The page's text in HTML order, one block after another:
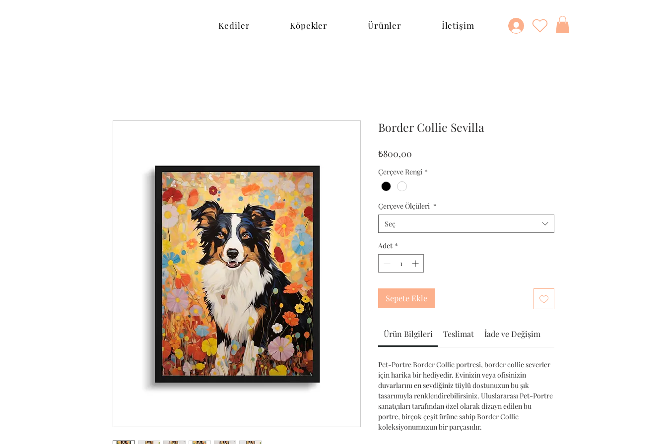
Kediler Köpekler Ürünler İletişim
Border Collie Sevilla
₺800,00
Çerçeve Rengi *
Çerçeve Ölçüleri *
Seç
Adet *
Sepete Ekle
Ürün Bilgileri Teslimat İade ve Değişim
Pet-Portre Border Collie portresi, border collie severler
için harika bir hediyedir. Evinizin veya ofisinizin
duvarlarını en sevdiğiniz tüylü dostunuzun bu şık
tasarımıyla renklendirebilirsiniz. Uluslararası Pet-Portre
sanatçıları tarafından özel olarak dizayn edilen bu
portre, birçok çeşit ürüne sahip Border Collie
koleksiyonumuzun bir parçasıdır.